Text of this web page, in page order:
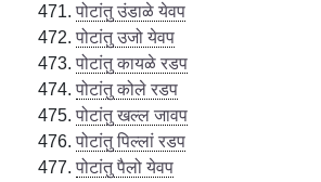
पोटांतु उंडाळे येवप
पोटांतु उजो येवप
पोटांतु कायळे रडप
पोटांतु कोले रडप
पोटांतु खल्ल जावप
पोटांतु पिल्लां रडप
पोटांतु पैलो येवप